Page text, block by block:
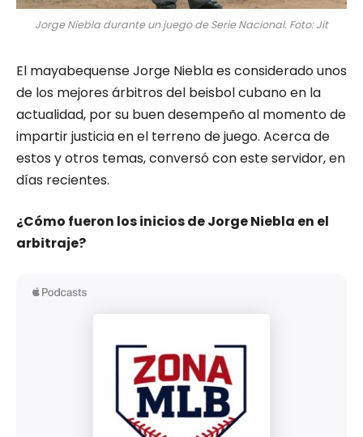
Jorge Niebla durante un juego de Serie Nacional. Foto: Jit
El mayabequense Jorge Niebla es considerado unos
de los mejores árbitros del beisbol cubano en la
actualidad, por su buen desempeño al momento de
impartir justicia en el terreno de juego. Acerca de
estos y otros temas, conversó con este servidor, en
días recientes.
¿Cómo fueron los inicios de Jorge Niebla en el
arbitraje?